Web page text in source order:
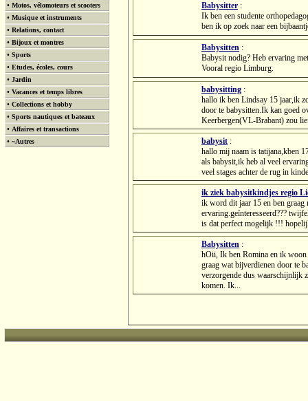
• Motos, vélomoteurs et scooters
• Musique et instruments
• Relations, contact
• Bijoux et montres
• Sports
• Etudes, écoles, cours
• Jardin
• Vacances et temps libres
• Collections et hobby
• Sports nautiques et bateaux
• Affaires et transactions
• ~Autres
Babysitter :
Ik ben een studente
ben ik op zoek naar een
Babysitten :
Babysit nodig? Heb ervaring
Vooral regio Limburg.
babysitting :
hallo ik ben Lindsay 15 jaar,ik
door te babysitten.Ik kan goed
Keerbergen(VL-Brabant) zou
babysit :
hallo mij naam is tatijana,kben
als babysit,ik heb al veel
veel stages achter de rug in
ik ziek babysitkindjes regio
ik word dit jaar 15 en ben graag
ervaring.geïnteresseerd???
is dat perfect mogelijk !!!
Babysitten :
hOii, Ik ben Romina en ik
graag wat bijverdienen door te
verzorgende dus waarschijnlijk
komen. Ik...